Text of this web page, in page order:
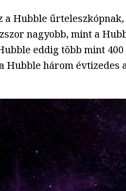
a Hubble
nagyobb, mint a
eddig több mint
Hubble három évtizedes